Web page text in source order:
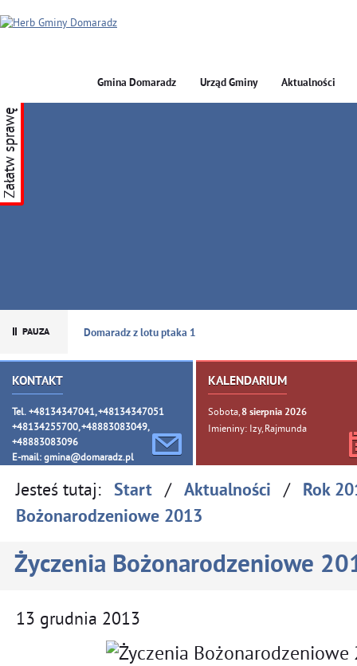
GMINA DOMARADZ
Gmina Domaradz Urząd Gminy Aktualności
Domaradz z lotu ptaka 1
KONTAKT
Tel. +48134347041, +48134347051
+48134255700, +48883083049,
+48883083096
E-mail: gmina@domaradz.pl
KALENDARIUM
Sobota, 8sierpnia 2026
Imieniny: Izy, Rajmunda
Załatw sprawę
Jesteś tutaj: Start / Aktualności / Rok
Bożonarodzeniowe 2013
Życzenia Bożonarodzeniowe
13 grudnia 2013